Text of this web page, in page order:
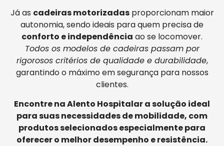
Já as cadeiras motorizadasproporcionam maior
autonomia, sendo ideais para quem precisa de
conforto e independência ao se locomover.
Todos os modelos de cadeiras passam por
rigorosos critérios de qualidade e durabilidade,
garantindo o máximo em segurança para nossos
clientes.
Encontre na Alento Hospitalar a solução ideal
para suas necessidades de mobilidade, com
produtos selecionados especialmente para
oferecer o melhor desempenho e resistência.